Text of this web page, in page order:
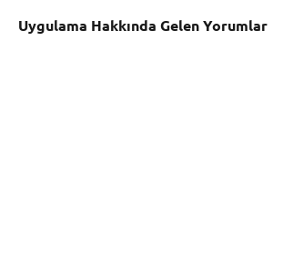
Uygulama Hakkında Gelen Yorumlar